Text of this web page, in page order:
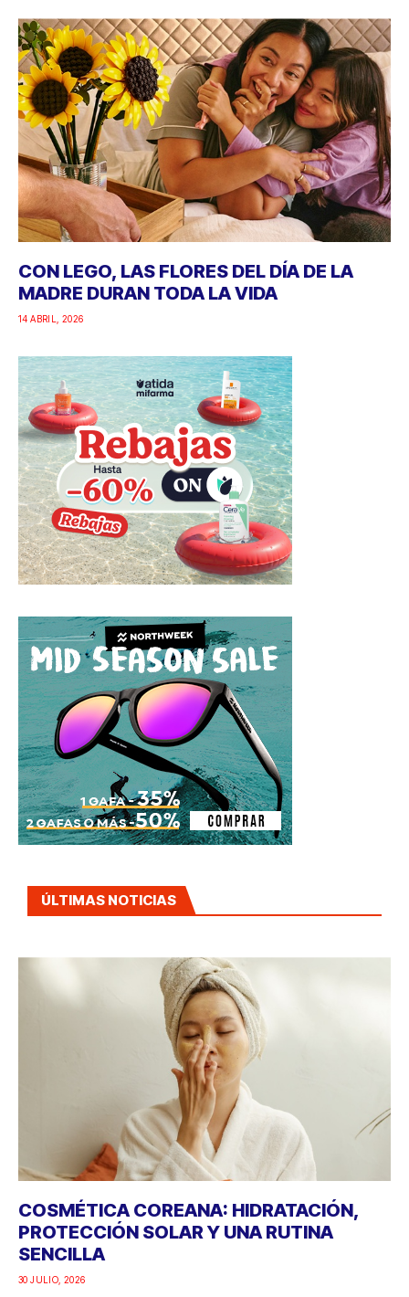
CON LEGO, LAS FLORES DEL DÍA DE LA
MADRE DURAN TODA LA VIDA
14 ABRIL, 2026
ÚLTIMAS NOTICIAS
COSMÉTICA COREANA: HIDRATACIÓN,
PROTECCIÓN SOLAR Y UNA RUTINA
SENCILLA
30 JULIO, 2026